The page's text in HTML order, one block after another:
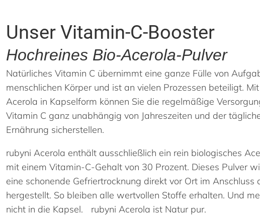
Unser Vitamin-C-Booster
Hochreines Bio-Acerola-Pulver
Natürliches Vitamin C übernimmt eine ganze Fülle von
menschlichen Körper und ist an vielen Prozessen beteiligt.
Acerola in Kapselform können Sie die regelmäßige
Vitamin C ganz unabhängig von Jahreszeiten und der
Ernährung sicherstellen.
rubyni Acerola enthält ausschließlich ein rein biologisches
mit einem Vitamin-C-Gehalt von 30 Prozent. Dieses Pulver
eine schonende Gefriertrocknung direkt vor Ort im Anschluss
hergestellt. So bleiben alle wertvollen Stoffe erhalten. Und
nicht in die Kapsel. rubyni Acerola ist Natur pur.